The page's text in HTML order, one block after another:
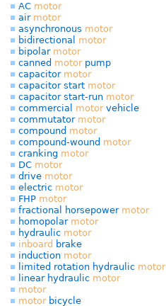
AC motor
air motor
asynchronous motor
bidirectional motor
bipolar motor
canned motorpump
capacitor motor
capacitor start motor
capacitor start-run motor
commercial motorvehicle
commutator motor
compound motor
compound-wound motor
cranking motor
DC motor
drive motor
electric motor
FHP motor
fractional horsepower motor
homopolar motor
hydraulic motor
inboard brake
induction motor
limited rotation hydraulic motor
linear hydraulic motor
motor
motorbicycle